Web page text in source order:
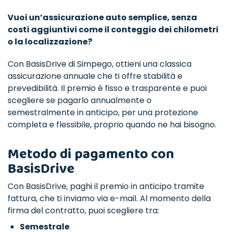
Vuoi un’assicurazione auto semplice, senza
costi aggiuntivi come il conteggio dei chilometri
o la localizzazione?
Con BasisDrive di Simpego, ottieni una classica
assicurazione annuale che ti offre stabilità e
prevedibilità. Il premio è fisso e trasparente e puoi
scegliere se pagarlo annualmente o
semestralmente in anticipo, per una protezione
completa e flessibile, proprio quando ne hai bisogno.
Metodo di pagamento con
BasisDrive
Con BasisDrive, paghi il premio in anticipo tramite
fattura, che ti inviamo via e-mail. Al momento della
firma del contratto, puoi scegliere tra:
Semestrale